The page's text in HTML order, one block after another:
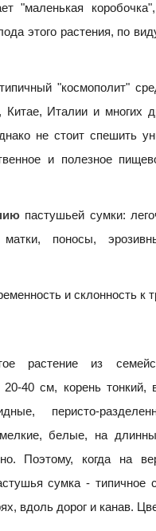
"маленькая
этого растения, по
"космополит"
Италии и многих
не стоит спешить
и полезное
пастушьей сумки:
матки, поносы,
и склонность к
растение из
40 см, корень тонкий,
перисто-
белые, на
Поэтому, когда на
сумка - типичное
вдоль дорог и канав.